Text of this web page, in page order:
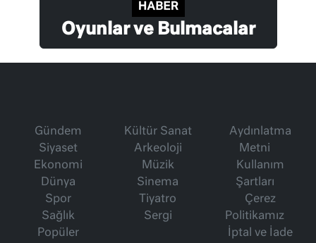
Oyunlar ve Bulmacalar
Gündem
Siyaset
Ekonomi
Dünya
Spor
Sağlık
Popüler
Kültür Sanat
Arkeoloji
Müzik
Sinema
Tiyatro
Sergi
Aydınlatma
Metni
Kullanım
Şartları
Çerez
Politikamız
İptal ve İade